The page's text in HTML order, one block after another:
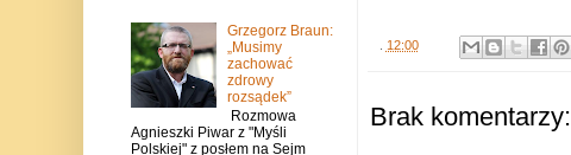
12:00
Brak komentarzy:
Grzegorz Braun:
„Musimy
zachować
zdrowy
rozsądek”
Rozmowa
Agnieszki Piwar z "Myśli
Polskiej" z posłem na Sejm